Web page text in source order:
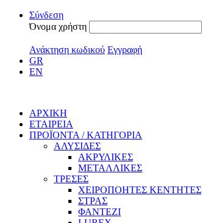
Σύνδεση
Όνομα χρήστη
Ανάκτηση κωδικού Εγγραφή
GR
EN
ΑΡΧΙΚΗ
ΕΤΑΙΡΕΙΑ
ΠΡΟΪΟΝΤΑ / ΚΑΤΗΓΟΡΙΑ
ΑΛΥΣΙΔΕΣ
ΑΚΡΥΛΙΚΕΣ
ΜΕΤΑΛΛΙΚΕΣ
ΤΡΕΣΕΣ
ΧΕΙΡΟΠΟΗΤΕΣ ΚΕΝΤΗΤΕΣ
ΣΤΡΑΣ
ΦΑΝΤΕΖΙ